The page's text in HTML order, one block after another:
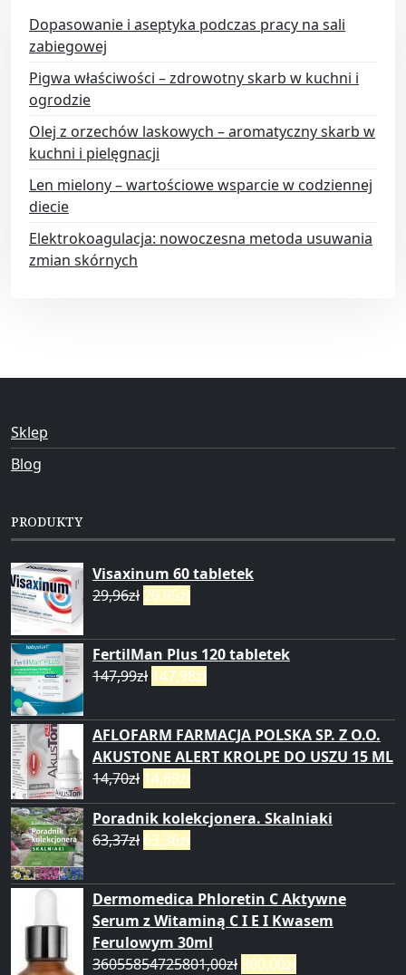
Dopasowanie i aseptyka podczas pracy na sali
zabiegowej
Pigwa właściwości – zdrowotny skarb w kuchni i
ogrodzie
Olej z orzechów laskowych – aromatyczny skarb w
kuchni i pielęgnacji
Len mielony – wartościowe wsparcie w codziennej
diecie
Elektrokoagulacja: nowoczesna metoda usuwania
zmian skórnych
Sklep
Blog
PRODUKTY
Visaxinum 60 tabletek
29,96zł 29,95zł
FertilMan Plus 120 tabletek
147,99zł 147,98zł
AFLOFARM FARMACJA POLSKA SP. Z O.O.
AKUSTONE ALERT KROLPE DO USZU 15 ML
14,70zł 14,69zł
Poradnik kolekcjonera. Skalniaki
63,37zł 63,36zł
Dermomedica Phloretin C Aktywne
Serum z Witaminą C I E I Kwasem
Ferulowym 30ml
36055854725801,00zł 360,00zł